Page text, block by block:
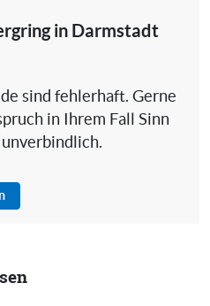
in Darmstadt
sind fehlerhaft. Gerne
in Ihrem Fall Sinn